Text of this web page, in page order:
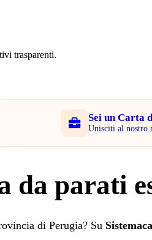
trasparenti.
Sei un Carta
Unisciti al nostro
da parati
di Perugia? Su